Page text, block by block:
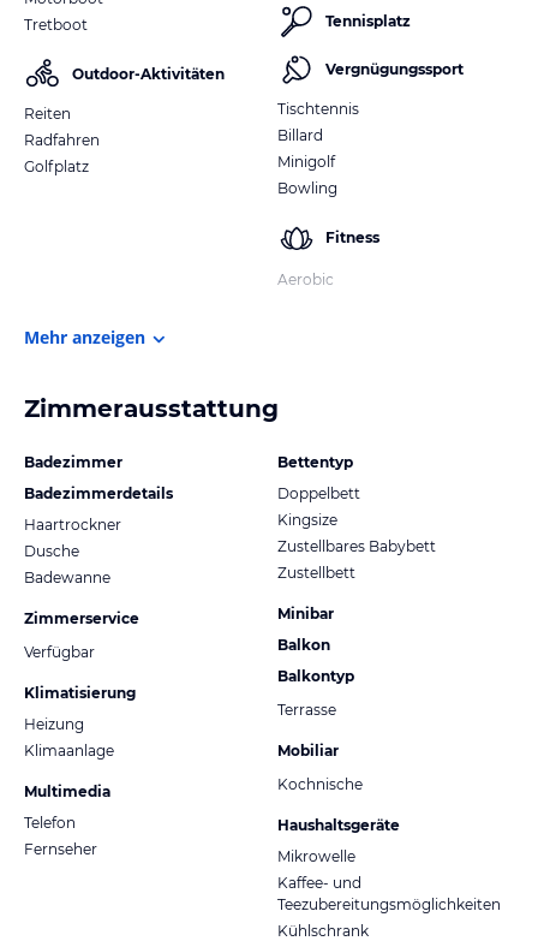
Tretboot
Outdoor-Aktivitäten
Reiten
Radfahren
Golfplatz
Tennisplatz
Vergnügungssport
Tischtennis
Billard
Minigolf
Bowling
Fitness
Aerobic
Mehr anzeigen
Zimmerausstattung
Badezimmer
Badezimmerdetails
Haartrockner
Dusche
Badewanne
Zimmerservice
Verfügbar
Klimatisierung
Heizung
Klimaanlage
Multimedia
Telefon
Fernseher
Bettentyp
Doppelbett
Kingsize
Zustellbares Babybett
Zustellbett
Minibar
Balkon
Balkontyp
Terrasse
Mobiliar
Kochnische
Haushaltsgeräte
Mikrowelle
Kaffee- und
Teezubereitungsmöglichkeiten
Kühlschrank